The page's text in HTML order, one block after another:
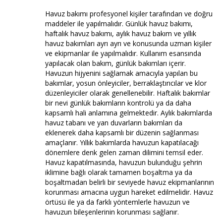
Havuz bakımı profesyonel kişiler tarafından ve doğru
maddeler ile yapılmalıdır. Günlük havuz bakımı,
haftalık havuz bakımı, aylık havuz bakım ve yıllık
havuz bakımları ayrı ayrı ve konusunda uzman kişiler
ve ekipmanlar ile yapılmalıdır. Kullanım esansında
yapılacak olan bakım, günlük bakımları içerir.
Havuzun hijyenini sağlamak amacıyla yapılan bu
bakımlar, yosun önleyiciler, berraklaştırıcılar ve klor
düzenleyiciler olarak genellenebilir. Haftalık bakımlar
bir nevi günlük bakımların kontrolü ya da daha
kapsamlı hali anlamına gelmektedir. Aylık bakımlarda
havuz tabanı ve yan duvarların bakımları da
eklenerek daha kapsamlı bir düzenin sağlanması
amaçlanır. Yıllık bakımlarda havuzun kapatılacağı
dönemlere denk gelen zaman dilimini temsil eder.
Havuz kapatılmasında, havuzun bulunduğu şehrin
iklimine bağlı olarak tamamen boşaltma ya da
boşaltmadan belirli bir seviyede havuz ekipmanlarının
korunması amacına uygun hareket edilmelidir. Havuz
örtüsü ile ya da farklı yöntemlerle havuzun ve
havuzun bileşenlerinin korunması sağlanır.